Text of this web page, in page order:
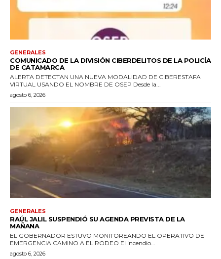
GENERALES
COMUNICADO DE LA DIVISIÓN CIBERDELITOS DE LA POLICÍA
DE CATAMARCA
ALERTA DETECTAN UNA NUEVA MODALIDAD DE CIBERESTAFA
VIRTUAL USANDO EL NOMBRE DE OSEP Desde la...
agosto 6, 2026
GENERALES
RAÚL JALIL SUSPENDIÓ SU AGENDA PREVISTA DE LA
MAÑANA
EL GOBERNADOR ESTUVO MONITOREANDO EL OPERATIVO DE
EMERGENCIA CAMINO A EL RODEO El incendio...
agosto 6, 2026